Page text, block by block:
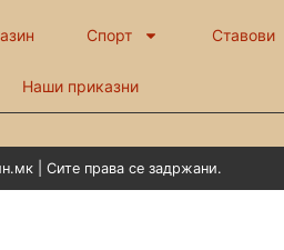
Спорт Ставови
Наши приказни
| Сите права се задржани.